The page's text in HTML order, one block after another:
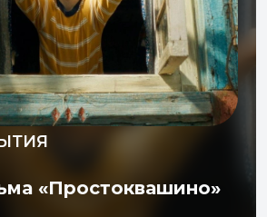
«Простоквашино»